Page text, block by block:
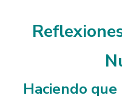
Haciendo